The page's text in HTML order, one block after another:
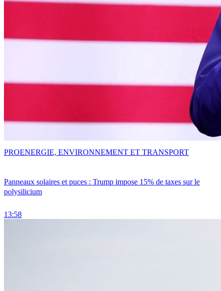
Panneaux solaires et puces : Trump impose 15% de taxes sur le
polysilicium
13:58
PROENERGIE, ENVIRONNEMENT ET TRANSPORT